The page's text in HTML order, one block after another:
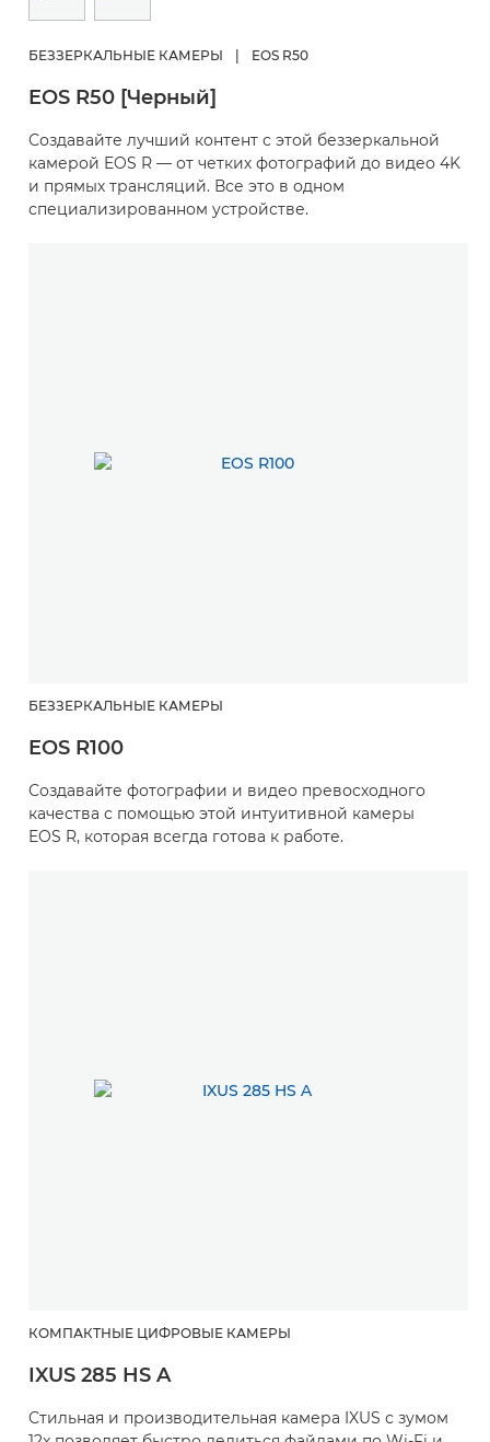
БЕЗЗЕРКАЛЬНЫЕ КАМЕРЫ | EOS R50
EOS R50 [Черный]
Создавайте лучший контент с этой беззеркальной
камерой EOS R — от четких фотографий до видео 4K
и прямых трансляций. Все это в одном
специализированном устройстве.
БЕЗЗЕРКАЛЬНЫЕ КАМЕРЫ
EOS R100
Создавайте фотографии и видео превосходного
качества с помощью этой интуитивной камеры
EOS R, которая всегда готова к работе.
КОМПАКТНЫЕ ЦИФРОВЫЕ КАМЕРЫ
IXUS 285 HS A
Стильная и производительная камера IXUS с зумом